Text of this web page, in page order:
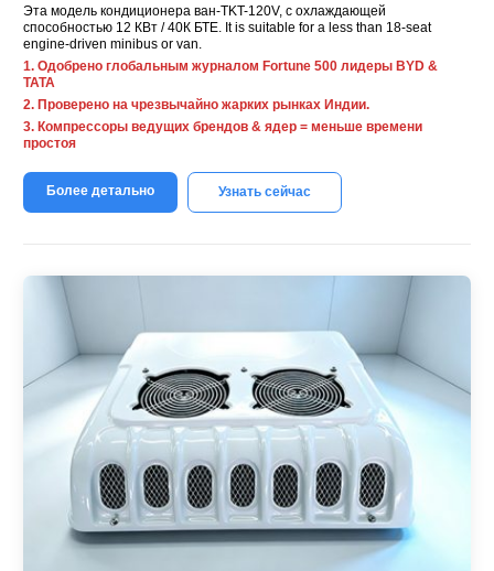
Эта модель кондиционера ван-TKT-120V, с охлаждающей
способностью 12 КВт / 40К БТЕ. It is suitable for a less than 18-seat
engine-driven minibus or van
1. Одобрено глобальным журналом Fortune 500 лидеры BYD &
ТАТА
2. Проверено на чрезвычайно жарких рынках Индии.
3. Компрессоры ведущих брендов & ядер = меньше времени
простоя
Более детально Узнать сейчас